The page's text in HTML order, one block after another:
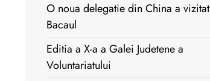
O noua delegatie din China a vizitat
Bacaul
Editia a X-a a Galei Judetene a
Voluntariatului